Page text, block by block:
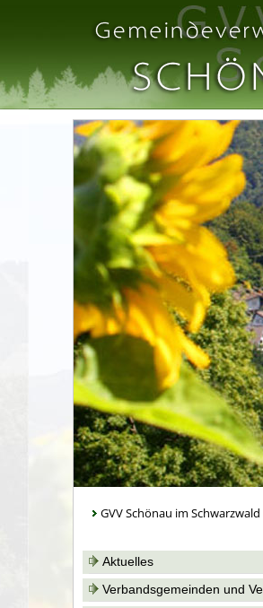
GVV Schönau im Schwarzwald
Aktuelles
Verbandsgemeinden und